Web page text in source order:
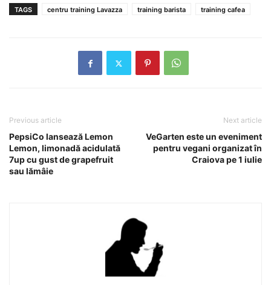
TAGS centru training Lavazza training barista training cafea
Previous article
PepsiCo lansează Lemon
Lemon, limonadă acidulată
7up cu gust de grapefruit
sau lămâie
Next article
VeGarten este un eveniment
pentru vegani organizat în
Craiova pe 1 iulie